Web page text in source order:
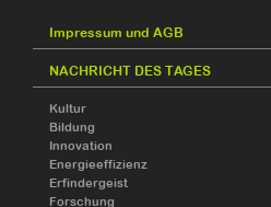
Impressum und AGB
NACHRICHT DES TAGES
Kultur
Bildung
Innovation
Energieeffizienz
Erfindergeist
Forschung